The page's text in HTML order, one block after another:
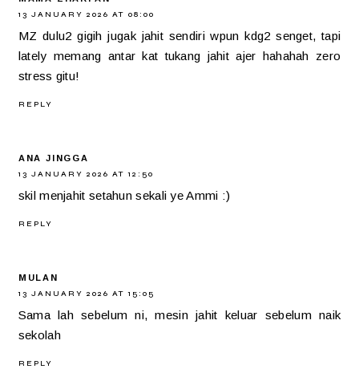
13 JANUARY 2026 AT 08:00
MZ dulu2 gigih jugak jahit sendiri wpun kdg2 senget, tapi
lately memang antar kat tukang jahit ajer hahahah zero
stress gitu!
REPLY
ANA JINGGA
13 JANUARY 2026 AT 12:50
skil menjahit setahun sekali ye Ammi :)
REPLY
MULAN
13 JANUARY 2026 AT 15:05
Sama lah sebelum ni, mesin jahit keluar sebelum naik
sekolah
REPLY